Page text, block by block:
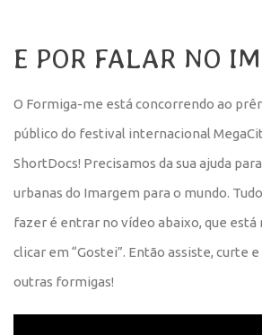
E POR FALAR NO
O Formiga-me está concorrendo ao
público do festival internacional
ShortDocs! Precisamos da sua ajuda
urbanas do Imargem para o mundo.
fazer é entrar no vídeo abaixo, que está
clicar em “Gostei”. Então assiste, curte
outras formigas!